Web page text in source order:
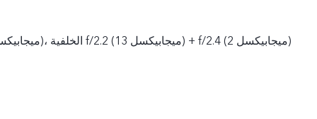
الأمامية f/1.8 (8 ميجابيكسل)، الخلفية f/2.2 (13 ميجابيكسل) + f/2.4 (2 ميجابيكسل)